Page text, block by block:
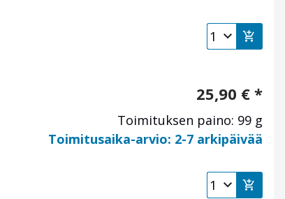
25,90 € *
Toimituksen paino: 99 g
Toimitusaika-arvio: 2-7 arkipäivää